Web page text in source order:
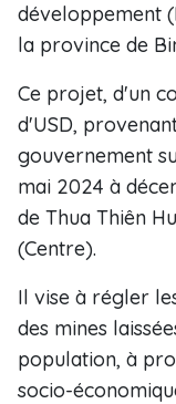
développement
la province de
Ce projet, d'un
d'USD,
gouvernement
mai 2024 à
de Thua Thiên
(Centre).
Il vise à régler
des mines
population, à
socio-